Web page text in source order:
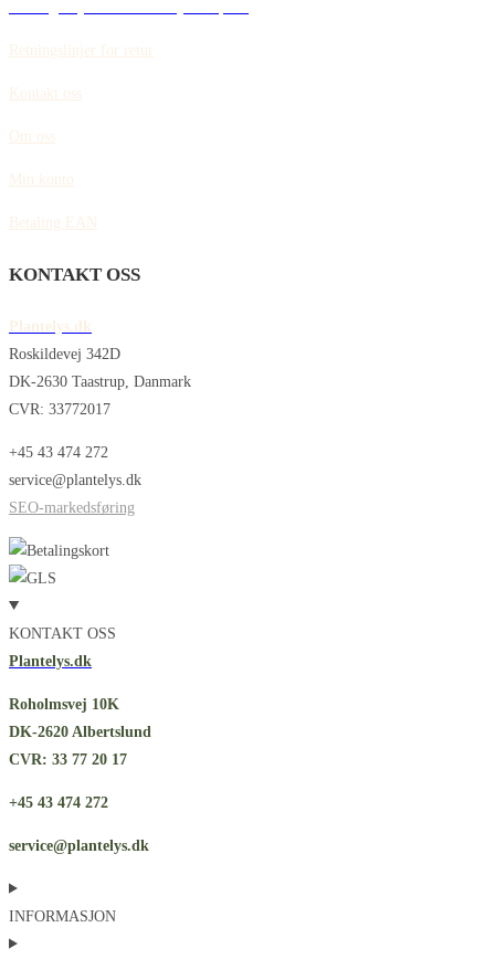
Retningslinjer for retur
Kontakt oss
Om oss
Min konto
Betaling EAN
KONTAKT OSS
Plantelys.dk
Roskildevej 342D
DK-2630 Taastrup, Danmark
CVR: 33772017
+45 43 474 272
service@plantelys.dk
SEO-markedsføring
KONTAKT OSS
Plantelys.dk
Roholmsvej 10K
DK-2620 Albertslund
CVR: 33 77 20 17
+45 43 474 272
service@plantelys.dk
INFORMASJON